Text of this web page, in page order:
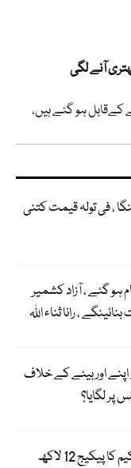
آنے لگی
کےقابل ہو گئے ہیں،
، فی تولہ قیمت کتنی
ہو گئے ، آزاد کشمیر
، رانا ثناء اللہ
اور بیٹے کے خلاف
پر لگایا؟
اگلے سال کیلئے 40 روزہ حج اسکیم کا پیکیج 12 لاکھ